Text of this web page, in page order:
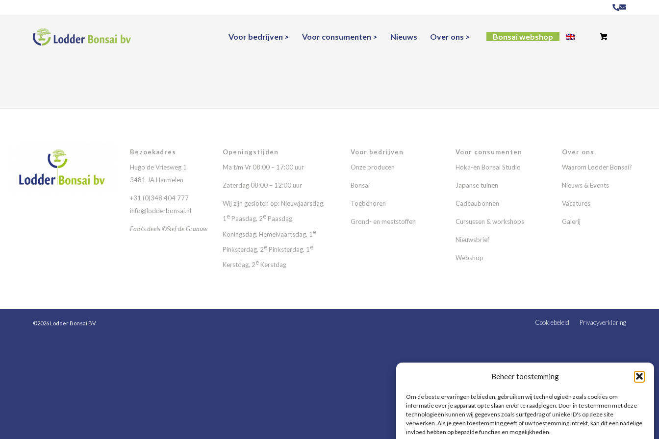
Beheer toestemming
Om de beste ervaringen te bieden, gebruiken wij technologieën zoals cookies om
informatie over je apparaat op te slaan en/of te raadplegen. Door in te stemmen met deze
technologieën kunnen wij gegevens zoals surfgedrag of unieke ID's op deze site
verwerken. Als je geen toestemming geeft of uw toestemming intrekt, kan dit een nadelige
invloed hebben op bepaalde functies en mogelijkheden.
Voor bedrijven Voor consumenten Nieuws Over ons Bonsai webshop
Bezoekadres
Hugo de Vriesweg 1
3481 JA Harmelen
+31 (0)348 404 777
info@lodderbonsai.nl
Foto’s deels ©Stef de Graauw
Openingstijden
Ma t/m Vr 08:00 – 17:00 uur
Zaterdag 08:00 – 12:00 uur
Wij zijn gesloten op: Nieuwjaarsdag,
1ePaasdag, 2ePaasdag,
Koningsdag, Hemelvaartsdag, 1 e
Pinksterdag, 2ePinksterdag, 1 e
Kerstdag, 2eKerstdag
Voor bedrijven
Onze producen
Bonsai
Toebehoren
Grond- en meststoffen
Voor consumenten
Hoka-en Bonsai Studio
Japanse tuinen
Cadeaubonnen
Cursussen & workshops
Nieuwsbrief
Webshop
Over ons
Waarom Lodder Bonsai?
Nieuws & Events
Vacatures
Galerij
©2026 Lodder Bonsai BV Cookiebeleid Privacyverklaring